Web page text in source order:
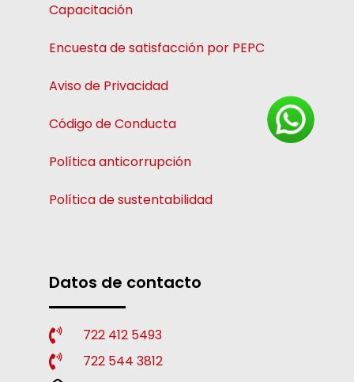
Capacitación
Encuesta de satisfacción por PEPC
Aviso de Privacidad
Código de Conducta
Política anticorrupción
Política de sustentabilidad
Datos de contacto
722 412 5493
722 544 3812